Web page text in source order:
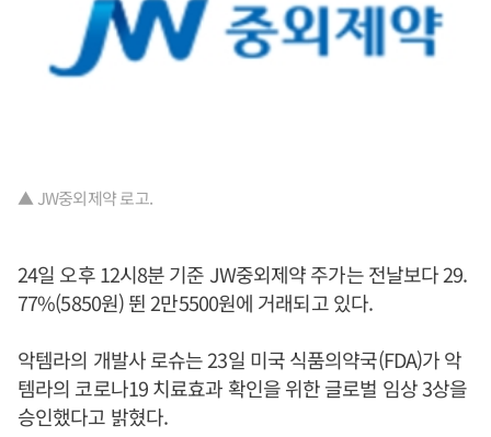
▲ JW중외제약 로고.
24일 오후 12시8분 기준 JW중외제약 주가는 전날보다 29.
77%(5850원) 뛴 2만5500원에 거래되고 있다.
악템라의 개발사 로슈는 23일 미국 식품의약국(FDA)가 악
템라의 코로나19 치료효과 확인을 위한 글로벌 임상 3상을
승인했다고 밝혔다.